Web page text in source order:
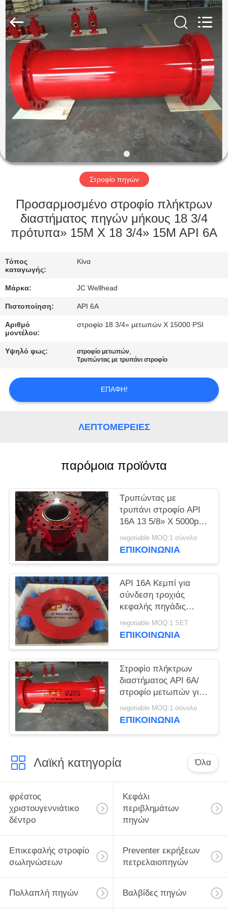
ΣΠΊΤΙ
ΠΡΟΪΌΝΤΑ
ΠΕΡΊΠΟΥ
ΕΜΕΊΣ
ΓΎΡΟΣ
ΕΡΓΟΣΤΑΣΊΩΝ
ΠΟΙΟΤΙΚΌΣ
ΈΛΕΓΧΟΣ
ΜΑΣ
ΕΛΆΤΕ
ΕΠΑΦΉ
ΜΕ
ΠΕΡΙΠΤΏΣΕΙΣ
PRIVACY
ZZTOP
OIL
TOOLS
CO.，
LTD.
Rights
Reserved.
Στροφίο πηγών
Προσαρμοσμένο στροφίο πλήκτρων
διαστήματος πηγών μήκους 18 3/4
πρότυπα» 15M X 18 3/4» 15M API 6A
Τόπος
καταγωγής:
Κίνα
Μάρκα: JC Wellhead
Πιστοποίηση: API 6A
Αριθμό
μοντέλου:
στροφίο 18 3/4» μετωπών Χ 15000 PSI
Υψηλό φως: στροφίο μετωπών,
Τρυπώντας με τρυπάνι στροφίο
ΕΠΑΦΉ!
ΛΕΠΤΟΜΈΡΕΙΕΣ
παρόμοια προϊόντα
Τρυπώντας με
τρυπάνι στροφίο API
16A 13 5/8» Χ 5000psi
σφυρηλατημένων
κομματιών χάλυβα
negotiable MOQ:1 σύνολο
ΕΠΙΚΟΙΝΩΝΊΑ
API 16A Κεμπί για
σύνδεση τροχιάς
κεφαλής πηγάδις
υψηλής πίεσης
negotiable MOQ:1 SET
ΕΠΙΚΟΙΝΩΝΊΑ
Στροφίο πλήκτρων
διαστήματος API 6A/
στροφίο μετωπών για
τη σύνδεση
εξοπλισμού πηγών
negotiable MOQ:1 σύνολο
ΕΠΙΚΟΙΝΩΝΊΑ
Λαϊκή κατηγορία Όλα
φρέατος
χριστουγεννιάτικο
δέντρο
Κεφάλι
περιβλημάτων
πηγών
Επικεφαλής στροφίο
σωληνώσεων
Preventer εκρήξεων
πετρελαιοπηγών
Πολλαπλή πηγών Βαλβίδες πηγών